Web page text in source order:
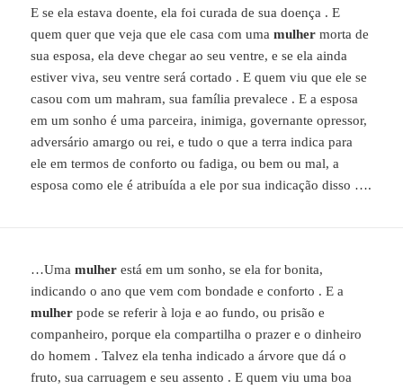
E se ela estava doente, ela foi curada de sua doença . E
quem quer que veja que ele casa com umamulher morta de
sua esposa, ela deve chegar ao seu ventre, e se ela ainda
estiver viva, seu ventre será cortado . E quem viu que ele se
casou com um mahram, sua família prevalece . E a esposa
em um sonho é uma parceira, inimiga, governante opressor,
adversário amargo ou rei, e tudo o que a terra indica para
ele em termos de conforto ou fadiga, ou bem ou mal, a
esposa como ele é atribuída a ele por sua indicação disso ….
…Umamulher está em um sonho, se ela for bonita,
indicando o ano que vem com bondade e conforto . E a
mulher pode se referir à loja e ao fundo, ou prisão e
companheiro, porque ela compartilha o prazer e o dinheiro
do homem . Talvez ela tenha indicado a árvore que dá o
fruto, sua carruagem e seu assento . E quem viu uma boa